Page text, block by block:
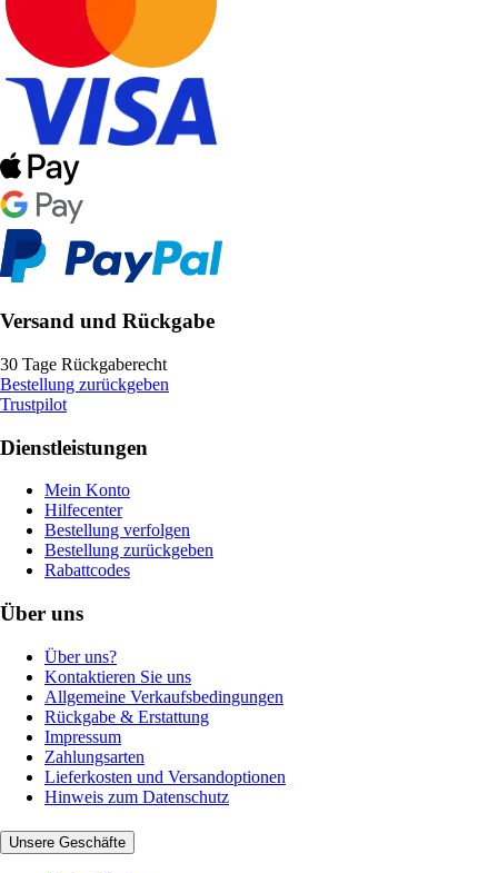
Versand und Rückgabe
30 Tage Rückgaberecht
Bestellung zurückgeben
Trustpilot
Dienstleistungen
Mein Konto
Hilfecenter
Bestellung verfolgen
Bestellung zurückgeben
Rabattcodes
Über uns
Über uns?
Kontaktieren Sie uns
Allgemeine Verkaufsbedingungen
Rückgabe & Erstattung
Impressum
Zahlungsarten
Lieferkosten und Versandoptionen
Hinweis zum Datenschutz
Unsere Geschäfte